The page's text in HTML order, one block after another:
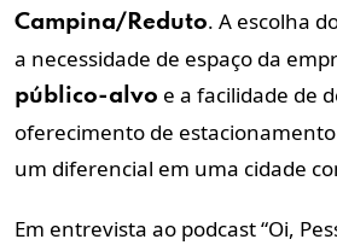
Campina/Reduto. A escolha
a necessidade de espaço da
público-alvo e a facilidade de
oferecimento de
um diferencial em uma cidade
Em entrevista ao podcast “Oi,